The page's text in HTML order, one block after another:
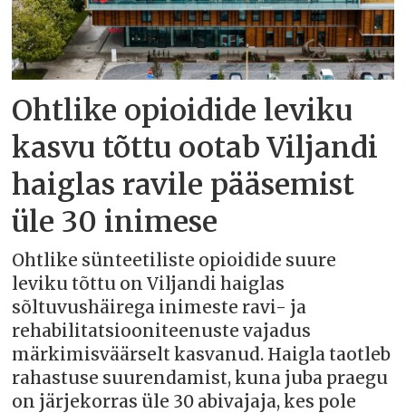
Ohtlike opioidide leviku
kasvu tõttu ootab Viljandi
haiglas ravile pääsemist
üle 30 inimese
Ohtlike sünteetiliste opioidide suure
leviku tõttu on Viljandi haiglas
sõltuvushäirega inimeste ravi- ja
rehabilitatsiooniteenuste vajadus
märkimisväärselt kasvanud. Haigla taotleb
rahastuse suurendamist, kuna juba praegu
on järjekorras üle 30 abivajaja, kes pole